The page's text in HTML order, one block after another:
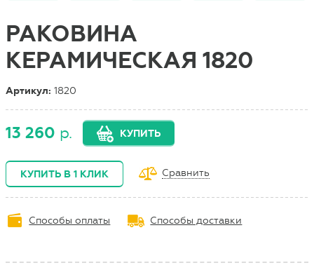
РАКОВИНА
КЕРАМИЧЕСКАЯ 1820
Артикул:1820
13 260 р. КУПИТЬ
КУПИТЬ В 1 КЛИК Сравнить
Способы оплаты Способы доставки